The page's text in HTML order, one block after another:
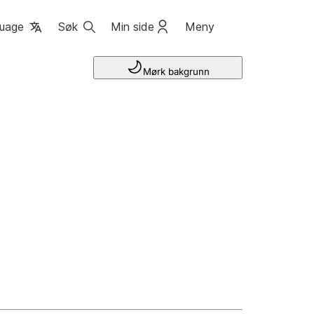
Søk Min side Meny
Mørk bakgrunn